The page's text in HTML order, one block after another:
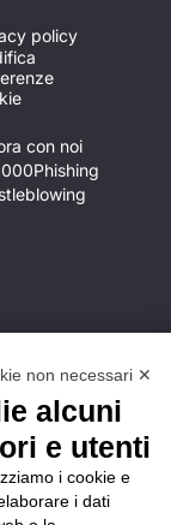
policy
con noi
Phishing
non necessari ✕
alcuni
e utenti
i cookie e
i dati